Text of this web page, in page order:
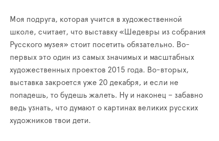
Моя подруга, которая учится в художественной
школе, считает, что выставку «Шедевры из собрания
Русского музея» стоит посетить обязательно. Во-
первых это один из самых значимых и масштабных
художественных проектов 2015 года. Во-вторых,
выставка закроется уже 20 декабря, и если не
попадешь, то будешь жалеть. Ну и наконец – забавно
ведь узнать, что думают о картинах великих русских
художников твои дети.